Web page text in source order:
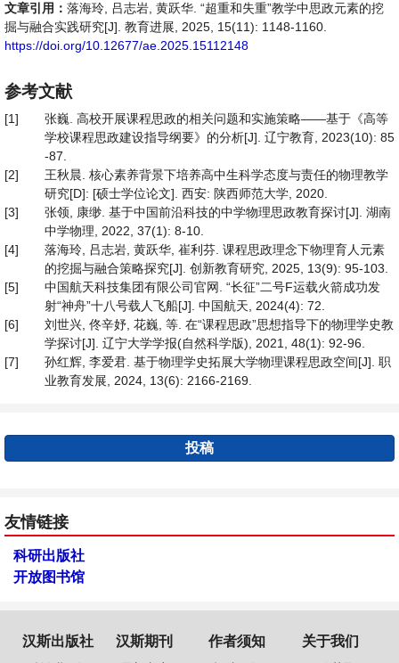
文章引用： 落海玲, 吕志岩, 黄跃华. “超重和失重”教学中思政元素的挖
掘与融合实践研究[J]. 教育进展, 2025, 15(11): 1148-1160.
https://doi.org/10.12677/ae.2025.15112148
参考文献
[1]
张巍. 高校开展课程思政的相关问题和实施策略——基于《高等
学校课程思政建设指导纲要》的分析[J]. 辽宁教育, 2023(10): 85
-87.
[2]
王秋晨. 核心素养背景下培养高中生科学态度与责任的物理教学
研究[D]: [硕士学位论文]. 西安: 陕西师范大学, 2020.
[3]
张领, 康缈. 基于中国前沿科技的中学物理思政教育探讨[J]. 湖南
中学物理, 2022, 37(1): 8-10.
[4]
落海玲, 吕志岩, 黄跃华, 崔利芬. 课程思政理念下物理育人元素
的挖掘与融合策略探究[J]. 创新教育研究, 2025, 13(9): 95-103.
[5]
中国航天科技集团有限公司官网. “长征”二号F运载火箭成功发
射“神舟”十八号载人飞船[J]. 中国航天, 2024(4): 72.
[6]
刘世兴, 佟辛妤, 花巍, 等. 在“课程思政”思想指导下的物理学史教
学探讨[J]. 辽宁大学学报(自然科学版), 2021, 48(1): 92-96.
[7]
孙红辉, 李爱君. 基于物理学史拓展大学物理课程思政空间[J]. 职
业教育发展, 2024, 13(6): 2166-2169.
投稿
友情链接
科研出版社
开放图书馆
汉斯出版社 汉斯期刊 作者须知 关于我们